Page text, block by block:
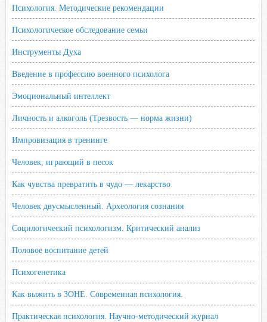
Психология. Методические рекомендации
Психологическое обследование семьи
Инструменты Духа
Введение в профессию военного психолога
Эмоциональный интеллект
Личность и алкоголь (Трезвость — норма жизни)
Импровизация в тренинге
Человек, играющий в песок
Как чувства превратить в чудо — лекарство
Человек двусмысленный. Археология сознания
Социлогический психологизм. Критический анализ
Половое воспитание детей
Психогенетика
Как выжить в ЗОНЕ. Современная психология.
Практическая психология. Научно-методический журнал